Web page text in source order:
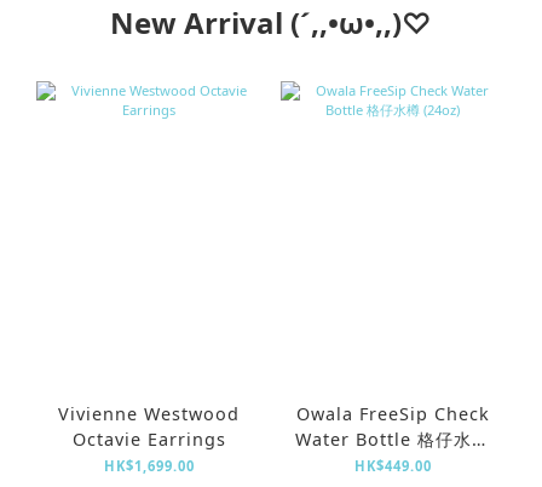
New Arrival (´,,•ω•,,)♡
Vivienne Westwood
Octavie Earrings
HK$1,699.00
Owala FreeSip Check
Water Bottle 格仔水樽
(24oz)
HK$449.00